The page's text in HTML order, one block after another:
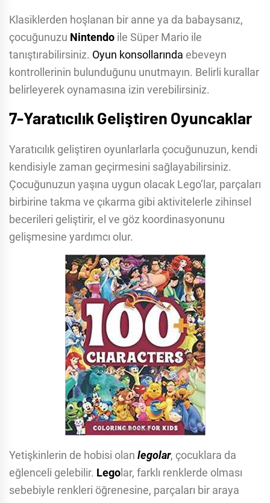
Klasiklerden hoşlanan bir anne ya da babaysanız,
çocuğunuzu Nintendo ile Süper Mario ile
tanıştırabilirsiniz. Oyun konsollarında ebeveyn
kontrollerinin bulunduğunu unutmayın. Belirli kurallar
belirleyerek oynamasına izin verebilirsiniz.
7-Yaratıcılık Geliştiren Oyuncaklar
Yaratıcılık geliştiren oyunlarlarla çocuğunuzun, kendi
kendisiyle zaman geçirmesini sağlayabilirsiniz.
Çocuğunuzun yaşına uygun olacak Lego’lar, parçaları
birbirine takma ve çıkarma gibi aktivitelerle zihinsel
becerileri geliştirir, el ve göz koordinasyonunu
gelişmesine yardımcı olur.
Yetişkinlerin de hobisi olan legolar, çocuklara da
eğlenceli gelebilir. Legolar, farklı renklerde olması
sebebiyle renkleri öğrenesine, parçaları bir araya